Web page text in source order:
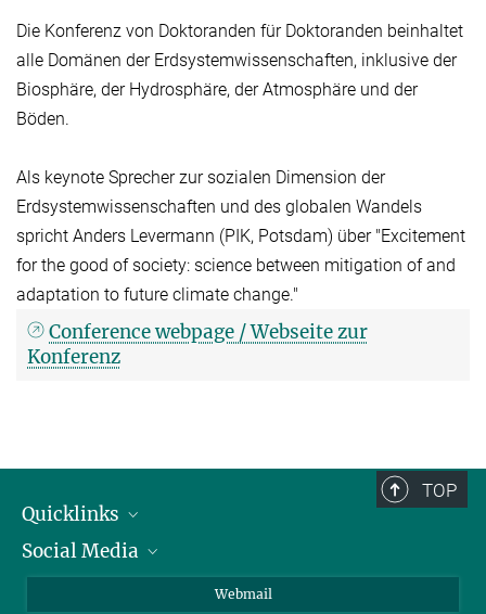
Die Konferenz von Doktoranden für Doktoranden beinhaltet
alle Domänen der Erdsystemwissenschaften, inklusive der
Biosphäre, der Hydrosphäre, der Atmosphäre und der
Böden.
Als keynote Sprecher zur sozialen Dimension der
Erdsystemwissenschaften und des globalen Wandels
spricht Anders Levermann (PIK, Potsdam) über "Excitement
for the good of society: science between mitigation of and
adaptation to future climate change."
Conference webpage / Webseite zur
Konferenz
TOP
Quicklinks
IMPRS Graduiertenschule
Social Media
Webmail